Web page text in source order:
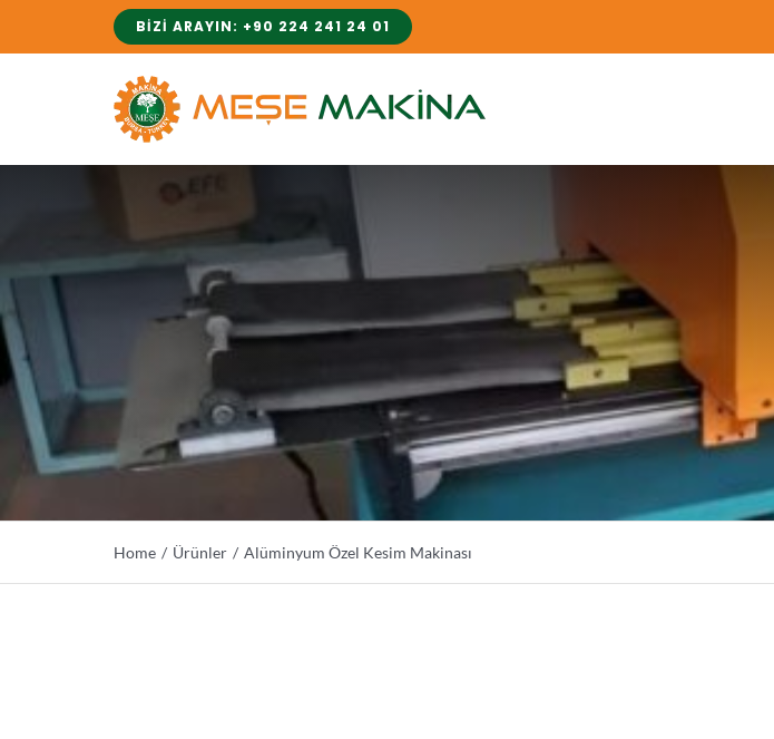
BIZI ARAYIN: +90 224 241 24 01
Home Ürünler Alüminyum Özel Kesim Makinası